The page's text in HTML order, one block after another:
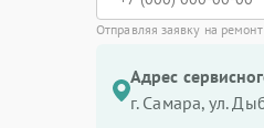
Отправляя заявку на
Адрес
г. Самара, ул.